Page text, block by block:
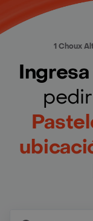
1 Choux